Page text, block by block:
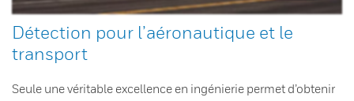
Détection pour l’aéronautique et le
transport
Seule une véritable excellence en ingénierie permet d’obtenir